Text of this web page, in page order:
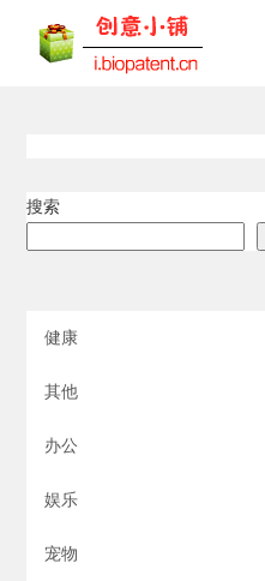
搜索
健康
其他
办公
娱乐
宠物